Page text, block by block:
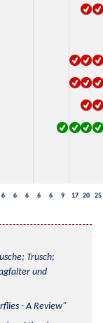
6 6 6 6 6 9 17 20 25
Trusch;
und
- A Review